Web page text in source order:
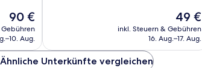
Der
Preis
beträgt
90 €
Aug.
Der
Preis
beträgt
49 €
inkl. Steuern & Gebühren
16. Aug.–17. Aug.
Ähnliche Unterkünfte vergleichen